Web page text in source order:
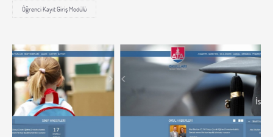
Öğrenci Kayıt Giriş Modülü